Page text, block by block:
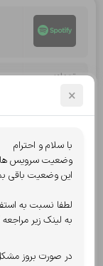
تعداد:
جمع کل:
قابل پرداخت:
مبلغ
انتخاب روش
×
با سلام و احترام
وضعیت سرویس ها
این وضعیت باقی
لطفا نسبت به
به لینک زیر
در صورت بروز